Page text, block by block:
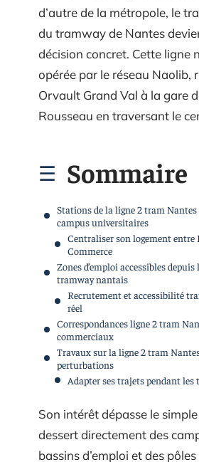
d’autre de la métropole, le
du tramway de Nantes
décision concret. Cette ligne
opérée par le réseau Naolib,
Orvault Grand Val à la gare
Rousseau en traversant le
Sommaire
Stations de la ligne 2 tram Nantes
campus universitaires
Centraliser son logement entre
Commerce
Zones d’emploi accessibles
tramway nantais
Recrutement et accessibilité
réel
Correspondances ligne 2 tram
commerciaux
Travaux sur la ligne 2 tram
perturbations
Adapter ses trajets pendant les
Son intérêt dépasse le
dessert directement des
bassins d’emploi et des